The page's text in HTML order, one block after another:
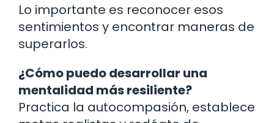
Lo importante es reconocer esos
sentimientos y encontrar maneras de
superarlos.
¿Cómo puedo desarrollar una
mentalidad más resiliente?
Practica la autocompasión, establece